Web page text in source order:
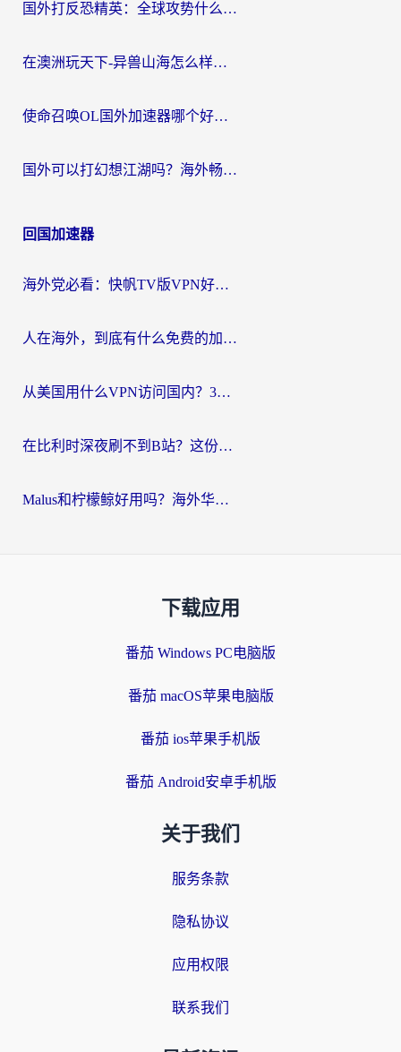
国外打反恐精英：全球攻势什么加速器好用？2026海外玩家国服游戏加速终极指南
在澳洲玩天下-异兽山海怎么样才能不卡？一份给南半球玩家的自救指南
使命召唤OL国外加速器哪个好用？海外玩家亲测的国服游戏加速终极指南
国外可以打幻想江湖吗？海外畅玩国服游戏的终极指南
回国加速器
海外党必看：快帆TV版VPN好用吗？和Easyback VPN对比哪个回国效果更好？附2026真实测评
人在海外，到底有什么免费的加速器能让我安心追剧打游戏？
从美国用什么VPN访问国内？3年海外党亲测：选对工具才能无缝刷B站、看腾讯视频
在比利时深夜刷不到B站？这份回国加速器避坑指南请收好
Malus和柠檬鲸好用吗？海外华人亲测：回国加速器怎么选才不踩坑？
下载应用
番茄 Windows PC电脑版
番茄 macOS苹果电脑版
番茄 ios苹果手机版
番茄 Android安卓手机版
关于我们
服务条款
隐私协议
应用权限
联系我们